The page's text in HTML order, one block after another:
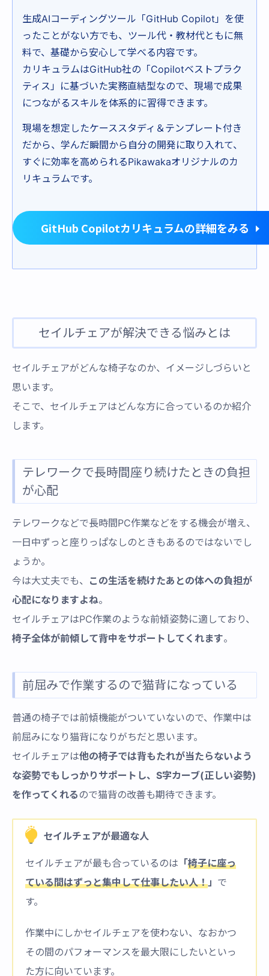
生成AIコーディングツール「GitHub Copilot」を使
ったことがない方でも、ツール代・教材代ともに無
料で、基礎から安心して学べる内容です。
カリキュラムはGitHub社の「Copilotベストプラク
ティス」に基づいた実務直結型なので、現場で成果
につながるスキルを体系的に習得できます。
現場を想定したケーススタディ＆テンプレート付き
だから、学んだ瞬間から自分の開発に取り入れて、
すぐに効率を高められるPikawakaオリジナルのカ
リキュラムです。
GitHub Copilotカリキュラムの詳細をみる
セイルチェアが解決できる悩みとは
セイルチェアがどんな椅子なのか、イメージしづらいと
思います。
そこで、セイルチェアはどんな方に合っているのか紹介
します。
テレワークで長時間座り続けたときの負担
が心配
テレワークなどで長時間PC作業などをする機会が増え、
一日中ずっと座りっぱなしのときもあるのではないでし
ょうか。
今は大丈夫でも、 この生活を続けたあとの体への負担が
心配になりますよね。
セイルチェアはPC作業のような前傾姿勢に適しており、
椅子全体が前傾して背中をサポートしてくれます。
前屈みで作業するので猫背になっている
普通の椅子では前傾機能がついていないので、作業中は
前屈みになり猫背になりがちだと思います。
セイルチェアは他の椅子では背もたれが当たらないよう
な姿勢でもしっかりサポートし、S字カーブ(正しい姿勢)
を作ってくれる ので猫背の改善も期待できます。
セイルチェアが最適な人
セイルチェアが最も合っているのは 「椅子に座っ
ている間はずっと集中して仕事したい人！」 で
す。
作業中にしかセイルチェアを使わない、なおかつ
その間のパフォーマンスを最大限にしたいといっ
た方に向いています。